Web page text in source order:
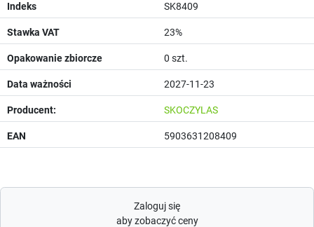
Indeks SK8409
Stawka VAT 23%
Opakowanie zbiorcze 0 szt.
Data ważności 2027-11-23
Producent: SKOCZYLAS
EAN 5903631208409
Zaloguj się
aby zobaczyć ceny